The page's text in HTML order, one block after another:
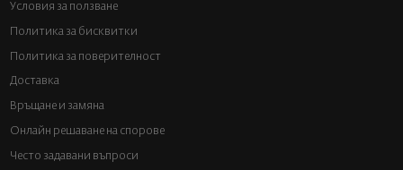
Условия за ползване
Политика за бисквитки
Политика за поверителност
Доставка
Връщане и замяна
Онлайн решаване на спорове
Често задавани въпроси